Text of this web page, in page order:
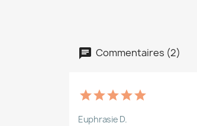
Commentaires (2)
Euphrasie D.